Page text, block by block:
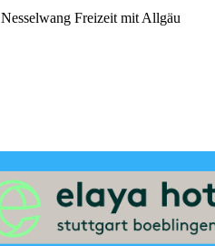
Nesselwang Freizeit mit Allgäu